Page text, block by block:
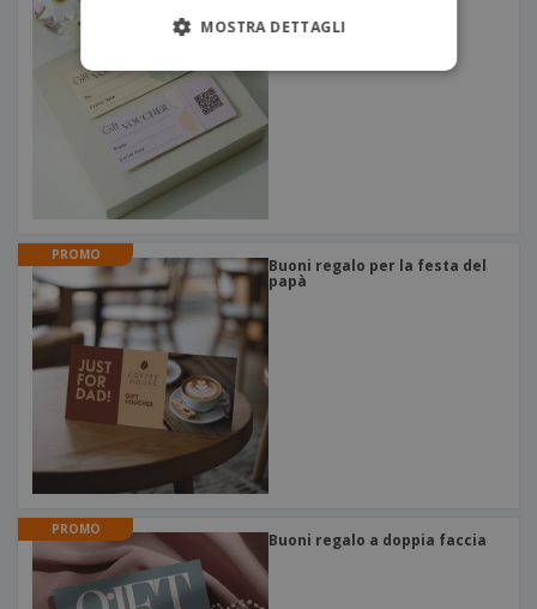
PROMO
Buoni regalo per la festa del
papà
PROMO
Buoni regalo a doppia faccia
MOSTRA DETTAGLI